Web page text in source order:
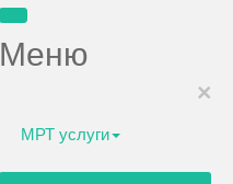
Меню
×
МРТ услуги